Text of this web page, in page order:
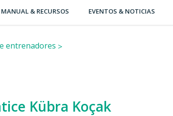
MANUAL & RECURSOS EVENTOS & NOTICIAS
entrenadores
Kübra Koçak